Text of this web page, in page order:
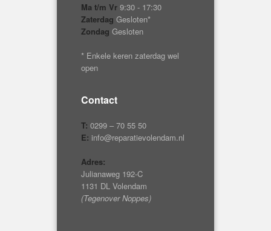
Ma t/m Vr 9:30 - 17:30
Zaterdag Gesloten*
Zondag Gesloten
* Enkele keren zaterdag wel
open
Contact
T: 0299 – 70 55 50
E: info@reparatievolendam.nl
Adres:
Julianaweg 192-C
1131 DL Volendam
(Tegenover Noppes)